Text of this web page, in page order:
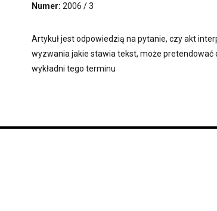
Numer: 2006 / 3
Artykuł jest odpowiedzią na pytanie, czy akt
wyzwania jakie stawia tekst, może
wykładni tego terminu